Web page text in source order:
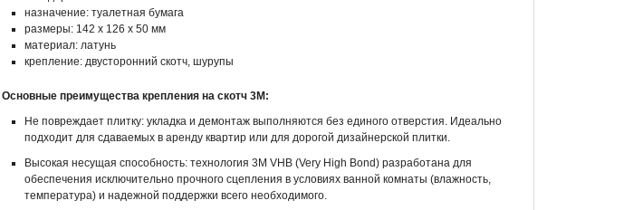
назначение: туалетная бумага
размеры: 142 х 126 х 50 мм
материал: латунь
крепление: двусторонний скотч, шурупы
Основные преимущества крепления на скотч 3M:
Не повреждает плитку: укладка и демонтаж выполняются без единого отверстия. Идеально
подходит для сдаваемых в аренду квартир или для дорогой дизайнерской плитки.
Высокая несущая способность: технология 3M VHB (Very High Bond) разработана для
обеспечения исключительно прочного сцепления в условиях ванной комнаты (влажность,
температура) и надежной поддержки всего необходимого.